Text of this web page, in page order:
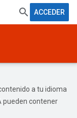
ACCEDER
a tu idioma
pueden contener